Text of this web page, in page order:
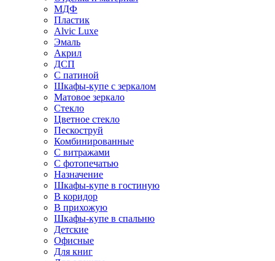
МДФ
Пластик
Alvic Luxe
Эмаль
Акрил
ДСП
С патиной
Шкафы-купе с зеркалом
Матовое зеркало
Стекло
Цветное стекло
Пескоструй
Комбинированные
С витражами
С фотопечатью
Назначение
Шкафы-купе в гостиную
В коридор
В прихожую
Шкафы-купе в спальню
Детские
Офисные
Для книг